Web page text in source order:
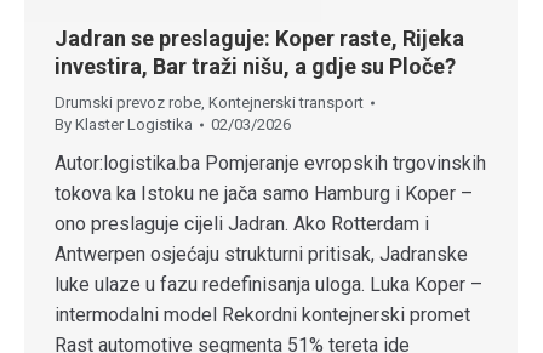
Jadran se preslaguje: Koper raste, Rijeka
investira, Bar traži nišu, a gdje su Ploče?
Drumski prevoz robe Kontejnerski transport
By Klaster Logistika 02/03/2026
Autor:logistika.ba Pomjeranje evropskih trgovinskih
tokova ka Istoku ne jača samo Hamburg i Koper –
ono preslaguje cijeli Jadran. Ako Rotterdam i
Antwerpen osjećaju strukturni pritisak, Jadranske
luke ulaze u fazu redefinisanja uloga. Luka Koper –
intermodalni model Rekordni kontejnerski promet
Rast automotive segmenta 51% tereta ide